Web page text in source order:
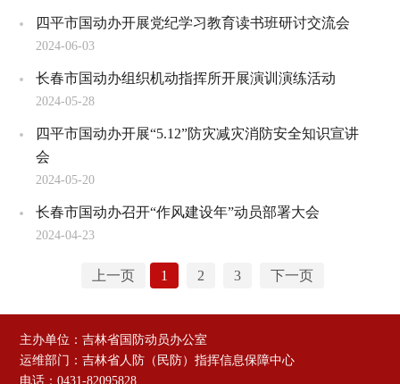
四平市国动办开展党纪学习教育读书班研讨交流会
2024-06-03
长春市国动办组织机动指挥所开展演训演练活动
2024-05-28
四平市国动办开展“5.12”防灾减灾消防安全知识宣讲
会
2024-05-20
长春市国动办召开“作风建设年”动员部署大会
2024-04-23
上一页 1 2 3 下一页
主办单位：吉林省国防动员办公室
运维部门：吉林省人防（民防）指挥信息保障中心
电话：0431-82095828